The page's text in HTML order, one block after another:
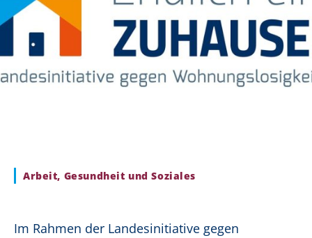
Arbeit, Gesundheit und Soziales
Im Rahmen der Landesinitiative gegen